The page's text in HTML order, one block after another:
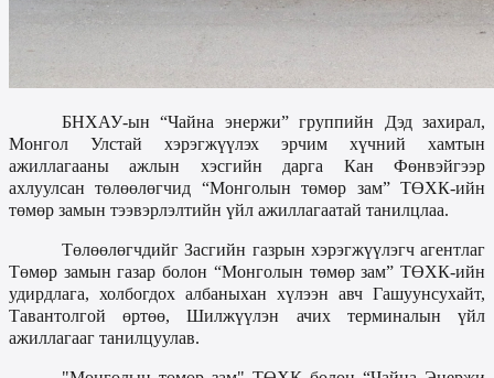
БНХАУ-ын “Чайна энержи” группийн Дэд захирал,
Монгол Улстай хэрэгжүүлэх эрчим хүчний хамтын
ажиллагааны ажлын хэсгийн дарга Кан Фөнвэйгээр
ахлуулсан төлөөлөгчид “Монголын төмөр зам” ТӨХК-ийн
төмөр замын тээвэрлэлтийн үйл ажиллагаатай танилцлаа.
Төлөөлөгчдийг Засгийн газрын хэрэгжүүлэгч агентлаг
Төмөр замын газарболон “Монголын төмөр зам” ТӨХК-ийн
удирдлага, холбогдох албаныхан хүлээн авч Гашуунсухайт,
Тавантолгой өртөө, Шилжүүлэн ачих терминалын үйл
ажиллагааг танилцуулав.